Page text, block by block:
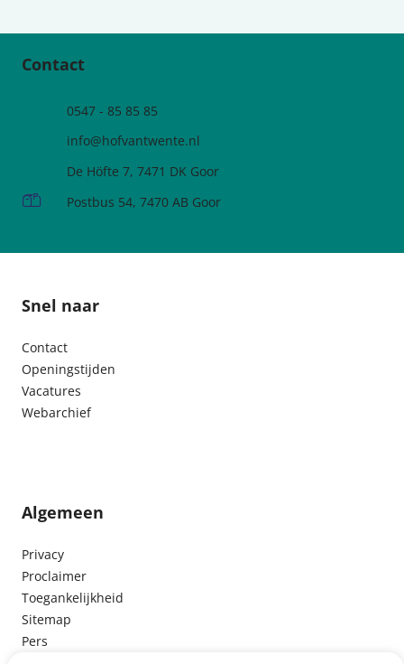
Contact
Telefoonnummer
0547 - 85 85 85
e-mailadres:info@hofvantwente.nl
De Höfte 7, 7471 DK Goor
Postadres:Postbus 54, 7470 AB Goor
Snel naar
Contact
Openingstijden
Vacatures
Webarchief
Algemeen
Privacy
Proclaimer
Toegankelijkheid
Sitemap
Pers